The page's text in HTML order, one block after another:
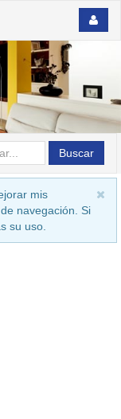
Buscar
mis
navegación. Si
su uso.